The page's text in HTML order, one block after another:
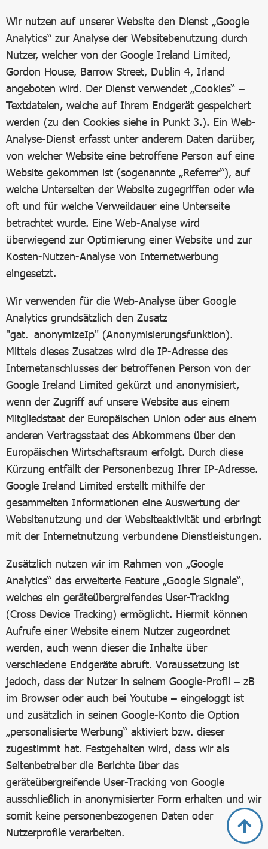
Wir nutzen auf unserer Website den Dienst „Google
Analytics“ zur Analyse der Websitebenutzung durch
Nutzer, welcher von der Google Ireland Limited,
Gordon House, Barrow Street, Dublin 4, Irland
angeboten wird. Der Dienst verwendet „Cookies“ –
Textdateien, welche auf Ihrem Endgerät gespeichert
werden (zu den Cookies siehe in Punkt 3.). Ein Web-
Analyse-Dienst erfasst unter anderem Daten darüber,
von welcher Website eine betroffene Person auf eine
Website gekommen ist (sogenannte „Referrer“), auf
welche Unterseiten der Website zugegriffen oder wie
oft und für welche Verweildauer eine Unterseite
betrachtet wurde. Eine Web-Analyse wird
überwiegend zur Optimierung einer Website und zur
Kosten-Nutzen-Analyse von Internetwerbung
eingesetzt.
Wir verwenden für die Web-Analyse über Google
Analytics grundsätzlich den Zusatz
"gat._anonymizeIp" (Anonymisierungsfunktion).
Mittels dieses Zusatzes wird die IP-Adresse des
Internetanschlusses der betroffenen Person von der
Google Ireland Limited gekürzt und anonymisiert,
wenn der Zugriff auf unsere Website aus einem
Mitgliedstaat der Europäischen Union oder aus einem
anderen Vertragsstaat des Abkommens über den
Europäischen Wirtschaftsraum erfolgt. Durch diese
Kürzung entfällt der Personenbezug Ihrer IP-Adresse.
Google Ireland Limited erstellt mithilfe der
gesammelten Informationen eine Auswertung der
Websitenutzung und der Websiteaktivität und erbringt
mit der Internetnutzung verbundene Dienstleistungen.
Zusätzlich nutzen wir im Rahmen von „Google
Analytics“ das erweiterte Feature „Google Signale“,
welches ein geräteübergreifendes User-Tracking
(Cross Device Tracking) ermöglicht. Hiermit können
Aufrufe einer Website einem Nutzer zugeordnet
werden, auch wenn dieser die Inhalte über
verschiedene Endgeräte abruft. Voraussetzung ist
jedoch, dass der Nutzer in seinem Google-Profil – zB
im Browser oder auch bei Youtube – eingeloggt ist
und zusätzlich in seinen Google-Konto die Option
„personalisierte Werbung“ aktiviert bzw. dieser
zugestimmt hat. Festgehalten wird, dass wir als
Seitenbetreiber die Berichte über das
geräteübergreifende User-Tracking von Google
ausschließlich in anonymisierter Form erhalten und wir
somit keine personenbezogenen Daten oder
Nutzerprofile verarbeiten.